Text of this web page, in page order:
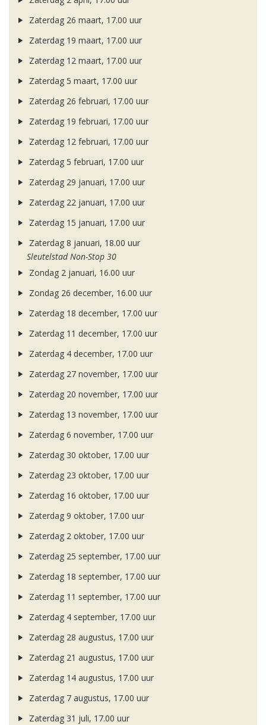
Zaterdag 26 maart, 17.00 uur
Zaterdag 19 maart, 17.00 uur
Zaterdag 12 maart, 17.00 uur
Zaterdag 5 maart, 17.00 uur
Zaterdag 26 februari, 17.00 uur
Zaterdag 19 februari, 17.00 uur
Zaterdag 12 februari, 17.00 uur
Zaterdag 5 februari, 17.00 uur
Zaterdag 29 januari, 17.00 uur
Zaterdag 22 januari, 17.00 uur
Zaterdag 15 januari, 17.00 uur
Zaterdag 8 januari, 18.00 uur
Sleutelstad Non-Stop 30
Zondag 2 januari, 16.00 uur
Zondag 26 december, 16.00 uur
Zaterdag 18 december, 17.00 uur
Zaterdag 11 december, 17.00 uur
Zaterdag 4 december, 17.00 uur
Zaterdag 27 november, 17.00 uur
Zaterdag 20 november, 17.00 uur
Zaterdag 13 november, 17.00 uur
Zaterdag 6 november, 17.00 uur
Zaterdag 30 oktober, 17.00 uur
Zaterdag 23 oktober, 17.00 uur
Zaterdag 16 oktober, 17.00 uur
Zaterdag 9 oktober, 17.00 uur
Zaterdag 2 oktober, 17.00 uur
Zaterdag 25 september, 17.00 uur
Zaterdag 18 september, 17.00 uur
Zaterdag 11 september, 17.00 uur
Zaterdag 4 september, 17.00 uur
Zaterdag 28 augustus, 17.00 uur
Zaterdag 21 augustus, 17.00 uur
Zaterdag 14 augustus, 17.00 uur
Zaterdag 7 augustus, 17.00 uur
Zaterdag 31 juli, 17.00 uur